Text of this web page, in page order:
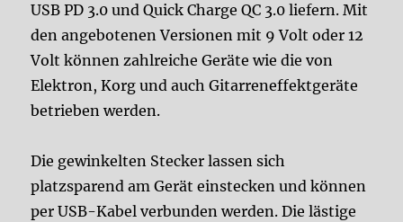
USB PD 3.0 und Quick Charge QC 3.0 liefern. Mit
den angebotenen Versionen mit 9 Volt oder 12
Volt können zahlreiche Geräte wie die von
Elektron, Korg und auch Gitarreneffektgeräte
betrieben werden.
Die gewinkelten Stecker lassen sich
platzsparend am Gerät einstecken und können
per USB-Kabel verbunden werden. Die lästige